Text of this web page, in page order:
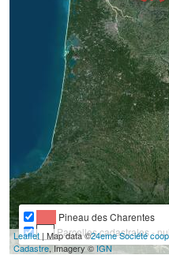
Pineau des Charentes
Parcelles cadastrales -
Leaflet | Map data ©24eme Société
Cadastre, Imagery ©IGN